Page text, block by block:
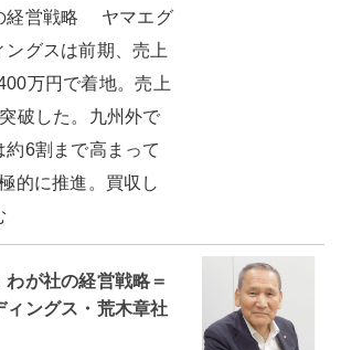
経営戦略 ヤマエグ
ングスは前期、売上
万円で着地。売上
破した。九州外で
6割まで高まって
的に推進。買収し
が社の経営戦略＝
ィングス・荒木章社